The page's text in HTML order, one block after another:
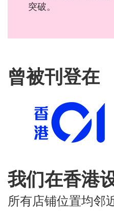
突破。
曾被刊登在
我们在香港
所有店铺位置均邻